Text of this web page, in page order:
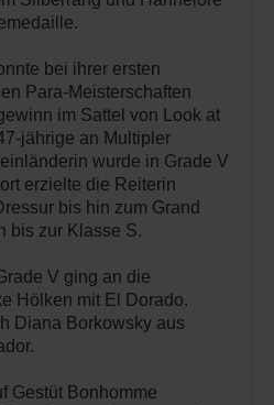
bei ihrer ersten
Para-Meisterschaften
im Sattel von Look at
jährige an Multipler
wurde in Grade V
erzielte die Reiterin
bis hin zum Grand
bis zur Klasse S.
V ging an die
Hölken mit El Dorado.
Diana Borkowsky aus
Gestüt Bonhomme